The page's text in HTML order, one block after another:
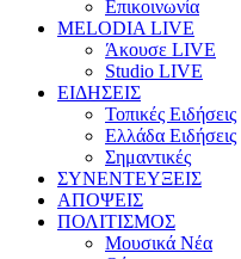
Επικοινωνία
MELODIA LIVE
Άκουσε LIVE
Studio LIVE
ΕΙΔΗΣΕΙΣ
Τοπικές Ειδήσεις
Ελλάδα Ειδήσεις
Σημαντικές
ΣΥΝΕΝΤΕΥΞΕΙΣ
ΑΠΟΨΕΙΣ
ΠΟΛΙΤΙΣΜΟΣ
Μουσικά Νέα